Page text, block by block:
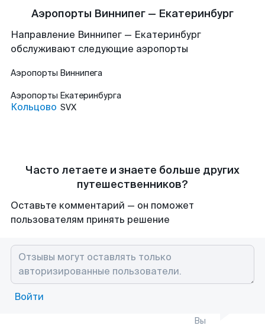
Аэропорты Виннипег — Екатеринбург
Направление Виннипег — Екатеринбург
обслуживают следующие аэропорты
Аэропорты Виннипега
Аэропорты Екатеринбурга
Кольцово SVX
Часто летаете и знаете больше других
путешественников?
Оставьте комментарий — он поможет
пользователям принять решение
Войти
Вы